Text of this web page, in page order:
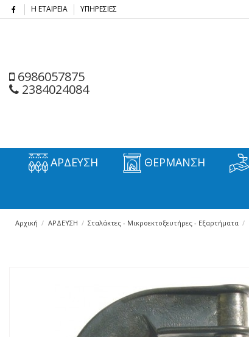
Η ΕΤΑΙΡΕΙΑ ΥΠΗΡΕΣΙΕΣ
6986057875
2384024084
ΑΡΔΕΥΣΗ ΘΕΡΜΑΝΣΗ
Αρχική ΑΡΔΕΥΣΗ Σταλάκτες - Μικροεκτοξευτήρες - Εξαρτήματα